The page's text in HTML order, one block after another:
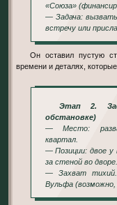
«Союза»
— Задача:
встречу или
Он оставил пустую строку под этим пунктом — для пометок о
времени и деталях,
Этап 2. Засада (день 23.01, время по
обстановке)
— Место:
квартал.
— Позиции: двое
за стеной во дворе.
— Захват
Вульфа (возможно,